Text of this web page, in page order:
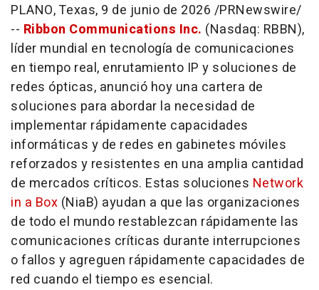
PLANO, Texas, 9 de junio de 2026 /PRNewswire/
-- Ribbon Communications Inc. (Nasdaq: RBBN),
líder mundial en tecnología de comunicaciones
en tiempo real, enrutamiento IP y soluciones de
redes ópticas, anunció hoy una cartera de
soluciones para abordar la necesidad de
implementar rápidamente capacidades
informáticas y de redes en gabinetes móviles
reforzados y resistentes en una amplia cantidad
de mercados críticos. Estas soluciones Network
in a Box (NiaB) ayudan a que las organizaciones
de todo el mundo restablezcan rápidamente las
comunicaciones críticas durante interrupciones
o fallos y agreguen rápidamente capacidades de
red cuando el tiempo es esencial.